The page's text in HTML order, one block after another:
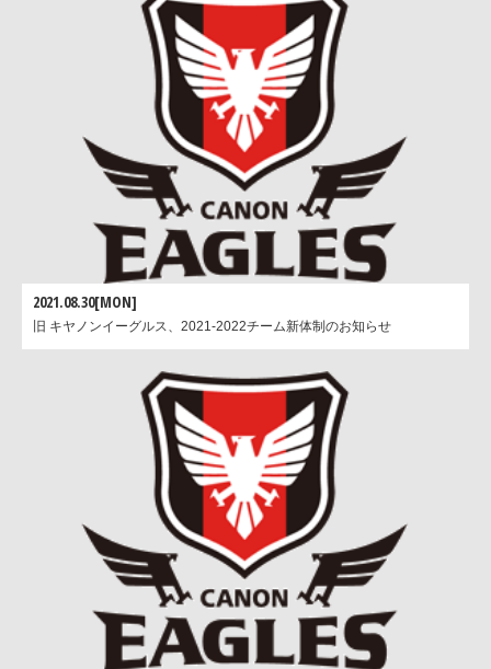
2021.08.30[MON]
旧 キヤノンイーグルス、2021-2022チーム新体制のお知らせ